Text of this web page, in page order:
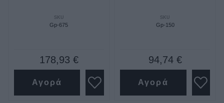
SKU
Gp-675
178,93 €
Αγορά
SKU
Gp-150
94,74 €
Αγορά